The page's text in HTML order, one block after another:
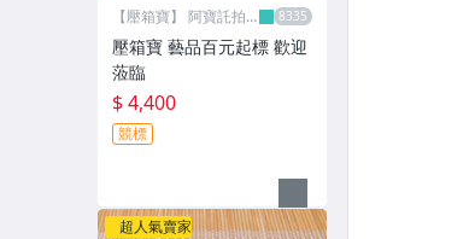
【壓箱寶】 阿寶託拍
壓箱寶 藝品百元起標 歡迎
蒞臨
$ 4,400
競標
超人氣賣家